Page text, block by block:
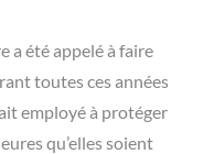
a été appelé à faire
toutes ces années
employé à protéger
qu’elles soient